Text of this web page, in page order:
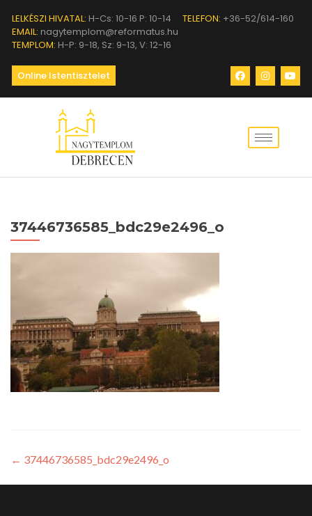
LELKÉSZI HIVATAL: H-Cs: 10-16 P: 10-14 TELEFON: +36-52/614-160
EMAIL: nagytemplom@reformatus.hu
TEMPLOM: H-P: 9-18, Sz: 9-13, V: 12-16
Online Istentisztelet
37446736585_bdc29e2496_o
← 37446736585_bdc29e2496_o